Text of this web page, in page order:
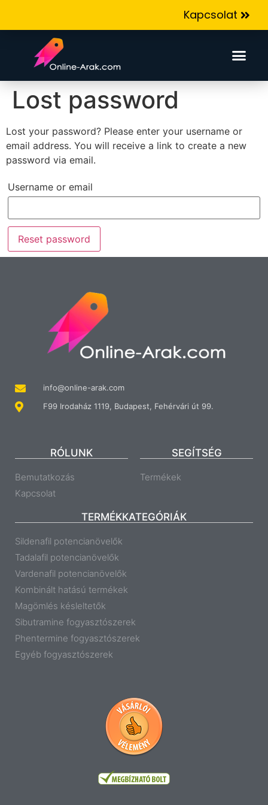
Kapcsolat
Lost password
Lost your password? Please enter your username or
email address. You will receive a link to create a new
password via email.
Username or email
Reset password
info@online-arak.com
F99 Irodaház 1119, Budapest, Fehérvári út 99.
RÓLUNK
Bemutatkozás
Kapcsolat
SEGÍTSÉG
Termékek
TERMÉKKATEGÓRIÁK
Sildenafil potencianövelők
Tadalafil potencianövelők
Vardenafil potencianövelők
Kombinált hatású termékek
Magömlés késleltetők
Sibutramine fogyasztószerek
Phentermine fogyasztószerek
Egyéb fogyasztószerek